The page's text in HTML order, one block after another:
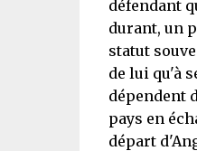
défendant
durant, un
statut
de lui qu'à
dépendent
pays en
départ